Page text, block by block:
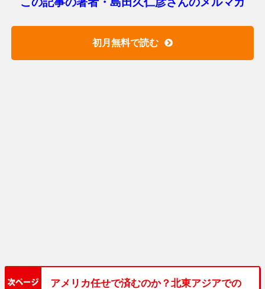
初月無料で読む
アメリカ任せで済むのか？北東アジアでの